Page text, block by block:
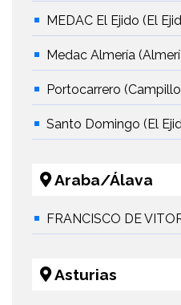
MEDAC El Ejido (El
Medac Almería
Portocarrero
Santo Domingo (El
Araba/Álava
FRANCISCO DE
Asturias